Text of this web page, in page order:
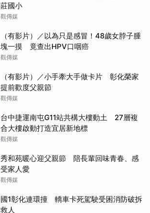
莊國小
觀傳媒
（有影片）／以為只是感冒！48歲女脖子腫
塊一摸 竟查出HPV口咽癌
觀傳媒
（有影片）／小手牽大手做卡片 彰化榮家
提前歡度父親節
觀傳媒
台中捷運南屯G11站共構大樓動土 27層複
合大樓啟動打造宜居新地標
觀傳媒
秀和苑暖心迎父親節 陪長輩回味青春、感
受家人愛
觀傳媒
國1彰化連環撞 轎車卡死駕駛受困消防破拆
救人